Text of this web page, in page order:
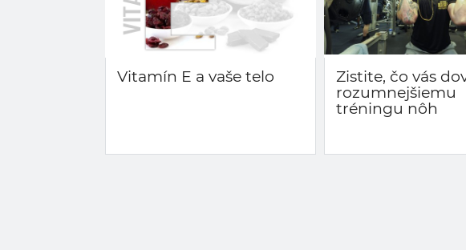
Vitamín E a vaše telo
Zistite, čo vás
rozumnejšiemu
tréningu nôh